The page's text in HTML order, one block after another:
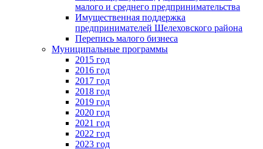
малого и среднего предпринимательства
Имущественная поддержка
предпринимателей Шелеховского района
Перепись малого бизнеса
Муниципальные программы
2015 год
2016 год
2017 год
2018 год
2019 год
2020 год
2021 год
2022 год
2023 год